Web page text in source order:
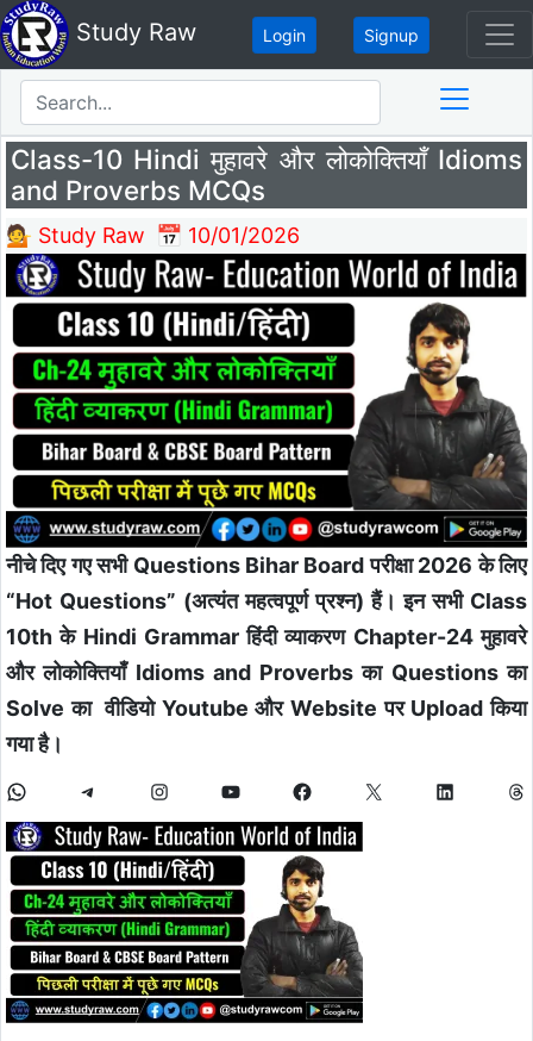
Study Raw Login Signup
Class-10 Hindi मुहावरे और लोकोक्तियाँ Idioms
and Proverbs MCQs
💁 Study Raw 📅 10/01/2026
नीचे दिए गए सभी Questions Bihar Board परीक्षा 2026 के लिए
“Hot Questions” (अत्यंत महत्वपूर्ण प्रश्न) हैं। इन सभी Class
10th के Hindi Grammar हिंदी व्याकरण Chapter-24 मुहावरे
और लोकोक्तियाँ Idioms and Proverbs का Questions का
Solve का वीडियो Youtube और Website पर Upload किया
गया है।